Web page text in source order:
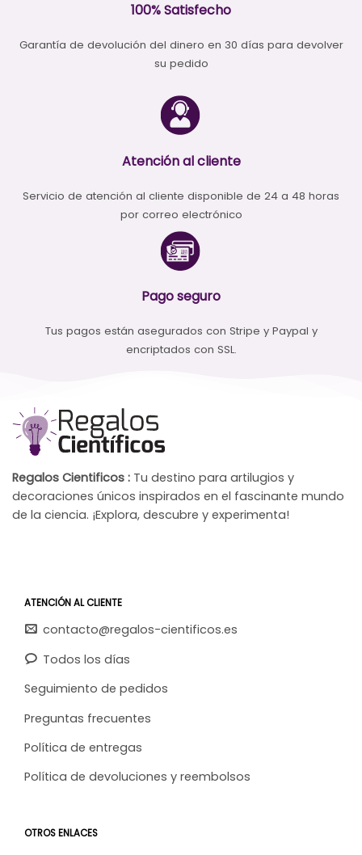
100% Satisfecho
Garantía de devolución del dinero en 30 días para devolver
su pedido
Atención al cliente
Servicio de atención al cliente disponible de 24 a 48 horas
por correo electrónico
Pago seguro
Tus pagos están asegurados con Stripe y Paypal y
encriptados con SSL.
Regalos Cientificos : Tu destino para artilugios y
decoraciones únicos inspirados en el fascinante mundo
de la ciencia. ¡Explora, descubre y experimenta!
ATENCIÓN AL CLIENTE
contacto@regalos-cientificos.es
Todos los días
Seguimiento de pedidos
Preguntas frecuentes
Política de entregas
Política de devoluciones y reembolsos
OTROS ENLACES